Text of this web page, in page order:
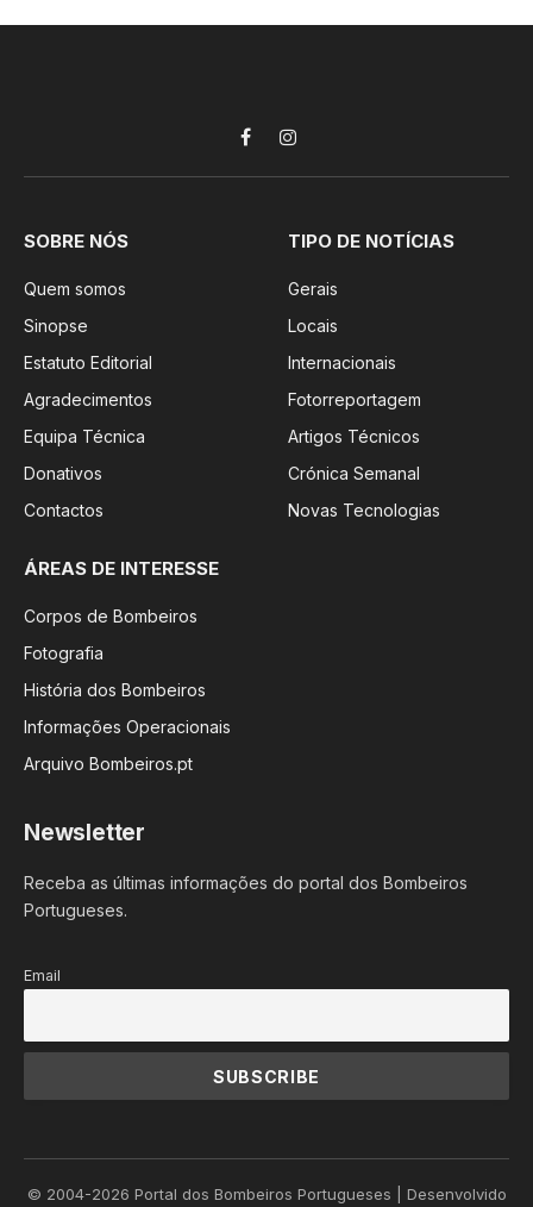
FacebookInstagram
SOBRE NÓS
Quem somos
Sinopse
Estatuto Editorial
Agradecimentos
Equipa Técnica
Donativos
Contactos
TIPO DE NOTÍCIAS
Gerais
Locais
Internacionais
Fotorreportagem
Artigos Técnicos
Crónica Semanal
Novas Tecnologias
ÁREAS DE INTERESSE
Corpos de Bombeiros
Fotografia
História dos Bombeiros
Informações Operacionais
Arquivo Bombeiros.pt
Newsletter
Receba as últimas informações do portal dos Bombeiros
Portugueses.
Email
© 2004-2026 Portal dos Bombeiros Portugueses | Desenvolvido